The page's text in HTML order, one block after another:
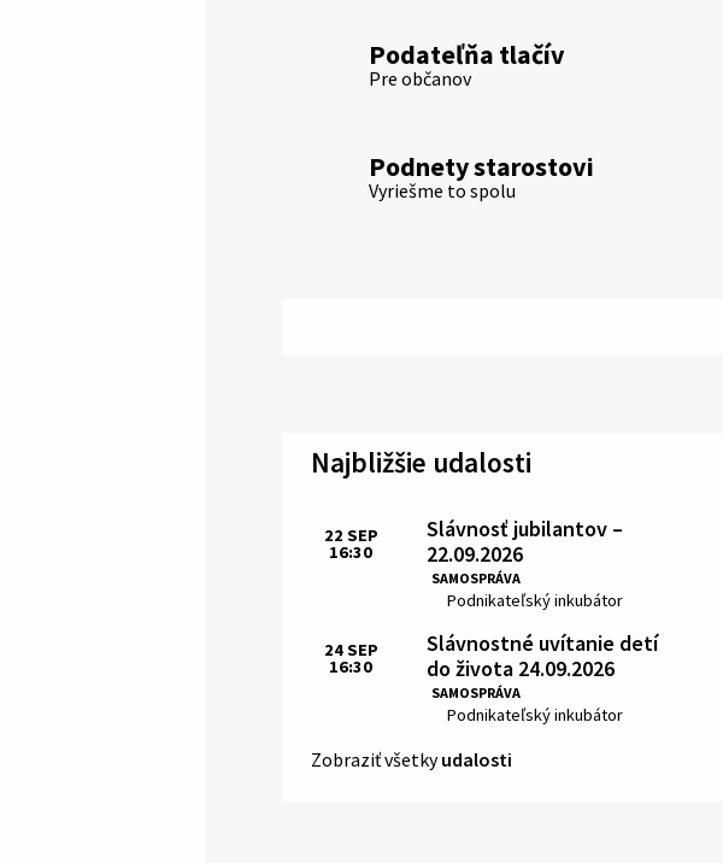
Podateľňa tlačív
Pre občanov
Podnety starostovi
Vyriešme to spolu
Najbližšie udalosti
Slávnosť jubilantov –
22.09.2026
SAMOSPRÁVA
Miesto:
Podnikateľský inkubátor
Čas:
22 SEP
16:30
Slávnostné uvítanie detí
do života 24.09.2026
SAMOSPRÁVA
Miesto:
Podnikateľský inkubátor
Čas:
24SEP
16:30
Zobraziť všetkyudalosti